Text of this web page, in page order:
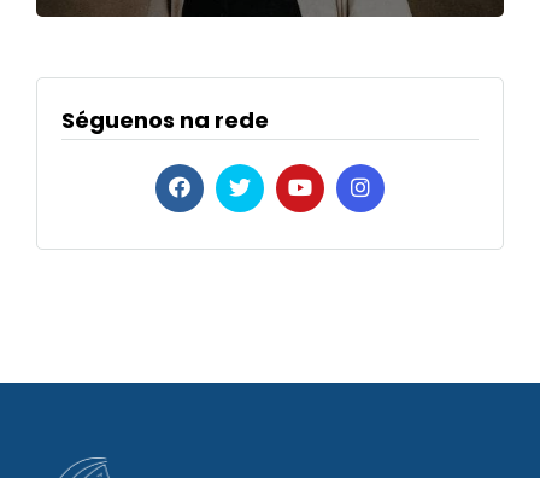
Séguenos na rede